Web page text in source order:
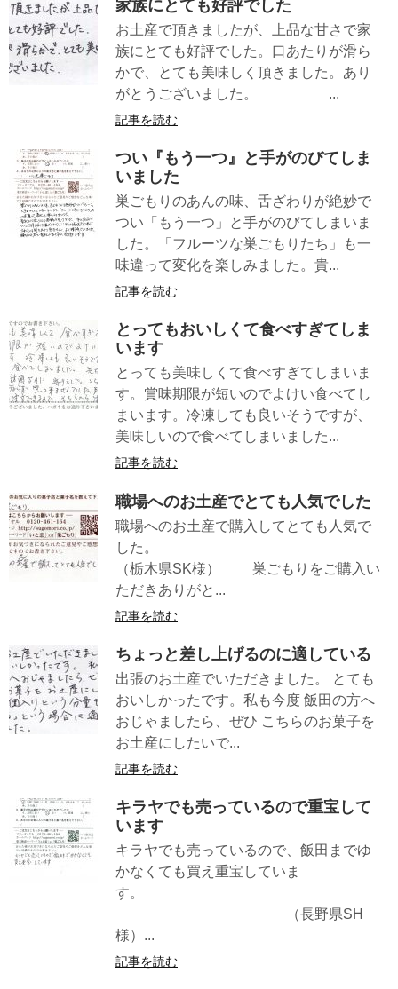
家族にとても好評でした
お土産で頂きましたが、上品な甘さで家
族にとても好評でした。口あたりが滑ら
かで、とても美味しく頂きました。あり
がとうございました。 ...
記事を読む
つい『もう一つ』と手がのびてしま
いました
巣ごもりのあんの味、舌ざわりが絶妙で
つい「もう一つ」と手がのびてしまいま
した。「フルーツな巣ごもりたち」も一
味違って変化を楽しみました。貴...
記事を読む
とってもおいしくて食べすぎてしま
います
とっても美味しくて食べすぎてしまいま
す。賞味期限が短いのでよけい食べてし
まいます。冷凍しても良いそうですが、
美味しいので食べてしまいました...
記事を読む
職場へのお土産でとても人気でした
職場へのお土産で購入してとても人気で
した。
（栃木県SK様） 巣ごもりをご購入い
ただきありがと...
記事を読む
ちょっと差し上げるのに適している
出張のお土産でいただきました。 とても
おいしかったです。私も今度 飯田の方へ
おじゃましたら、ぜひ こちらのお菓子を
お土産にしたいで...
記事を読む
キラヤでも売っているので重宝して
います
キラヤでも売っているので、飯田までゆ
かなくても買え重宝していま
す。
（長野県SH
様）...
記事を読む